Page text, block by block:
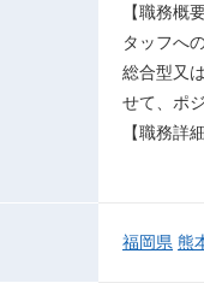
【職務概
タッフへ
総合型又
せて、ポ
【職務詳
福岡県 熊